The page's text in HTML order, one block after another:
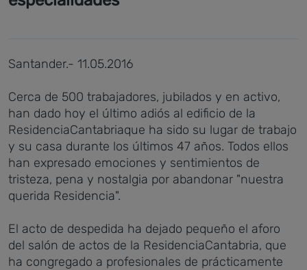
Santander.- 11.05.2016
Cerca de 500 trabajadores, jubilados y en activo,
han dado hoy el último adiós al edificio de la
ResidenciaCantabriaque ha sido su lugar de trabajo
y su casa durante los últimos 47 años. Todos ellos
han expresado emociones y sentimientos de
tristeza, pena y nostalgia por abandonar "nuestra
querida Residencia".
El acto de despedida ha dejado pequeño el aforo
del salón de actos de la ResidenciaCantabria, que
ha congregado a profesionales de prácticamente